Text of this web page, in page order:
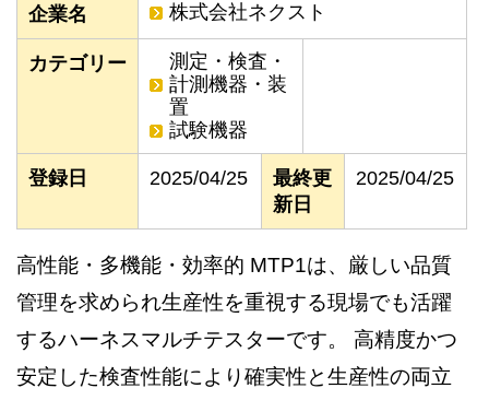
企業名 株式会社ネクスト
カテゴリー
測定・検査・
計測機器・装
置
試験機器
登録日 2025/04/25
最終更
新日
2025/04/25
高性能・多機能・効率的 MTP1は、厳しい品質
管理を求められ生産性を重視する現場でも活躍
するハーネスマルチテスターです。 高精度かつ
安定した検査性能により確実性と生産性の両立